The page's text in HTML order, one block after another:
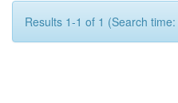
Results 1-1 of 1 (Search